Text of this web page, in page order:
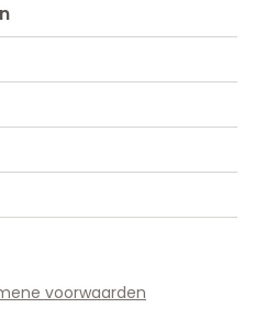
voorwaarden